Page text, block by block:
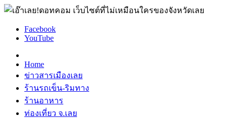
Facebook
YouTube
Home
ข่าวสารเมืองเลย
ร้านรถเข็น-ริมทาง
ร้านอาหาร
ท่องเที่ยว จ.เลย